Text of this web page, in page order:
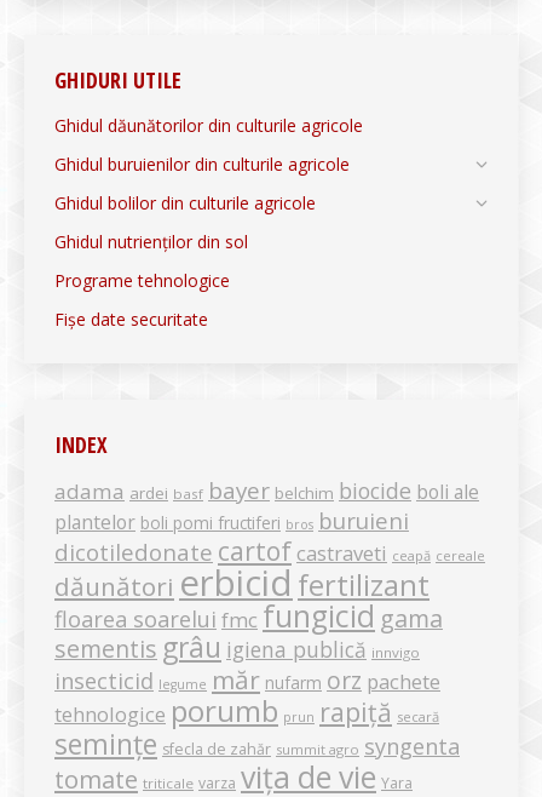
GHIDURI UTILE
Ghidul dăunătorilor din culturile agricole
Ghidul buruienilor din culturile agricole
Ghidul bolilor din culturile agricole
Ghidul nutrienților din sol
Programe tehnologice
Fișe date securitate
INDEX
adama ardei basf bayer belchim biocide boli ale
plantelor boli pomi fructiferi bros buruieni
dicotiledonate cartof castraveti ceapă cereale
dăunători erbicid fertilizant
floarea soarelui fmc fungicid gama
sementis grâu igiena publică innvigo
insecticid legume măr nufarm orz pachete
tehnologice porumb prun rapiță secară
semințe sfecla de zahăr summit agro syngenta
tomate triticale varza vița de vie Yara